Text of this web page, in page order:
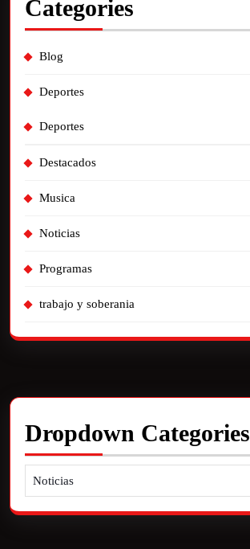
Categories
Blog
Deportes
Deportes
Destacados
Musica
Noticias
Programas
trabajo y soberania
Dropdown Categories